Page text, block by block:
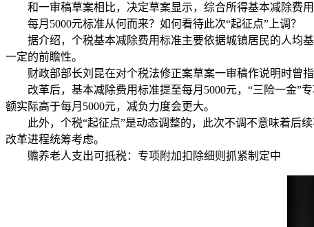
和一审稿草案相比，决定草案显示，综合所得基本减除费用
每月5000元标准从何而来？如何看待此次“起征点”上调？
据介绍，个税基本减除费用标准主要依据城镇居民的人均基
一定的前瞻性。
财政部部长刘昆在对个税法修正案草案一审稿作说明时曾指
改革后，基本减除费用标准提至每月5000元，“三险一金”专
额实际高于每月5000元，减负力度会更大。
此外，个税“起征点”是动态调整的，此次不调不意味着后续
改革进程统筹考虑。
赡养老人支出可抵税：专项附加扣除细则抓紧制定中